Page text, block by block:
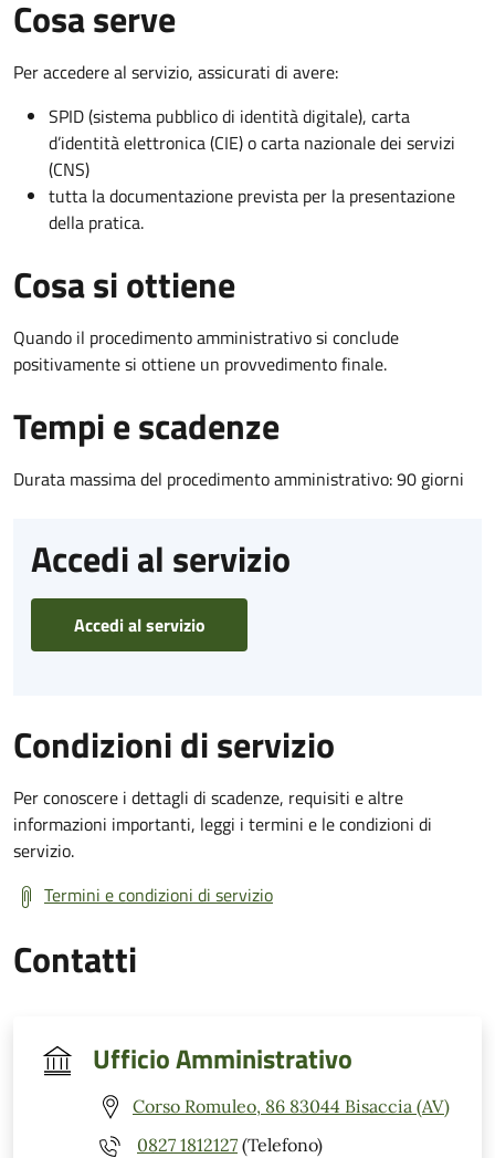
Cosa serve
Per accedere al servizio, assicurati di avere:
SPID (sistema pubblico di identità digitale), carta
d’identità elettronica (CIE) o carta nazionale dei servizi
(CNS)
tutta la documentazione prevista per la presentazione
della pratica.
Cosa si ottiene
Quando il procedimento amministrativo si conclude
positivamente si ottiene un provvedimento finale.
Tempi e scadenze
Durata massima del procedimento amministrativo: 90 giorni
Accedi al servizio
Accedi al servizio
Condizioni di servizio
Per conoscere i dettagli di scadenze, requisiti e altre
informazioni importanti, leggi i termini e le condizioni di
servizio.
Termini e condizioni di servizio
Contatti
Ufficio Amministrativo
Corso Romuleo, 86 83044 Bisaccia (AV)
0827 1812127 (Telefono)